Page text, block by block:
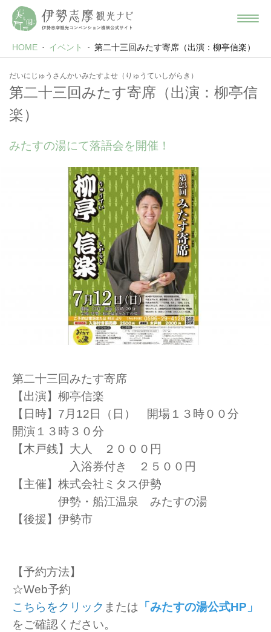
HOME イベント 第二十三回みたす寄席（出演：柳亭信楽）
だいにじゅうさんかいみたすよせ（りゅうていしがらき）
第二十三回みたす寄席（出演：柳亭信
楽）
みたすの湯にて落語会を開催！
第二十三回みたす寄席
【出演】柳亭信楽
【日時】7月12日（日） 開場１３時００分
開演１３時３０分
【木戸銭】大人 ２０００円
入浴券付き ２５００円
【主催】株式会社ミタス伊勢
伊勢・船江温泉 みたすの湯
【後援】伊勢市
【予約方法】
☆Web予約
こちらをクリック または 「みたすの湯公式HP」
をご確認ください。